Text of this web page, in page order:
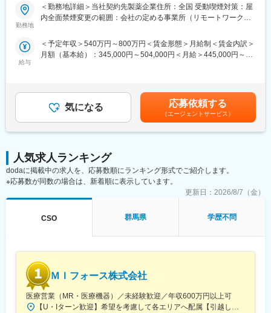
ら、業界平均成長率（5.7％※）を大きく上回って（17.8%）成長
を続けています。
メーカーなどプロジェクトは多岐に渡りますので、今までの経験
を活かせる環境が整っています。
用情報を収集を行っていただきます。
・新薬のプロモーション
※プロジェクトマネージャー、スーパーバイザー(SV)より、日々の
活動についてフォローを受けられる環境です。全国にSVを配置
し、素早くフォローができる体制をとっています。
■キャリアパス：コントラクトMRとしての働き方以外にも、スキ
務、あるいは本社スタッフとしてMR経験を活かした業務に就くな
どのキャリアパスもございます。
■特徴：
・製品研修（約2週間～2ヶ月、プロジェクトによる）：入社オリ
研修を受けていただきます。
けていただき、専門領域を磨いていただいたりビジネスコースに
て「医療経営士」の取得を目指していただくことも可能です。
(2)プロジェクトマネジメント体制：プロジェクトマネージャー、
スーパーバイザーが日々の活動をフォローします。定期的な連絡
や面談のほか、必要に応じて素早くバックアップに入るなど、MR
として結果を出せるように万全のサポート体制を整えています。
勤務地
＜勤務地詳細＞当社契約先製薬企業住所：全国 受動喫煙対策：屋
内全面禁煙変更の範囲：会社の定める事業所（リモートワーク含
給与
＜予定年収＞540万円～800万円＜賃金形態＞月給制＜賃金内訳＞
月額（基本給）：345,000円～504,000円＜月給＞445,000円～
す。※その他の手当は「待遇・福利厚生」欄をご参照ください。昇
給：年1回★頑張りに応じて年収UP★赴任先の評価次第で大幅に
年収をUPできます。（年2回業績給改定）賃金はあくまでも目安
の金額であり、選考を通じて上下する可能性があります。月給(月
気になる 応募依頼する
（エージェントサービス）
人気求人ランキング
dodaに掲載中の求人を、応募数順にランキング形式でご紹介します。
※応募数が同数の場合は、新着順に表示しています。
更新日： 2026/8/7（金）
CSO 群馬県 学歴不問
ＭＩフォース株式会社
医療営業（MR・医療機器）／未経験歓迎／年収600万円以上可
【U・Iターン歓迎】希望を考慮して各エリアへ配属【引越し代は会社全額負担】■本社 東京都中央区築地1-13-1 銀座松竹スクエア9F■勤務エリア：（1）北海道：北海道（2）東北：青森・秋田・岩手・山形・宮城・福島（3）関東：東京・神奈川・千葉・埼玉・茨城・栃木・群馬（4）甲信越：新潟・長野・山梨（5）東海：愛知・岐阜・三重・静岡（6）北陸：富山・石川・福井（7）近畿：大阪・京都・滋賀・奈良・和歌山・兵庫（8）中国：岡山・広島・山口・島根・鳥取（9）四国：香川・徳島・高知・愛媛（10）九州：福岡・大分・宮崎・鹿児島・熊本・佐賀・長崎・沖縄※勤務地限定～全国転勤（規定あり）の選択可能※配属エリアは希望を考慮して決定いたします。希望範囲外への転勤はありません。※変更の範囲：会社の定める事業所（リモートワーク含む）